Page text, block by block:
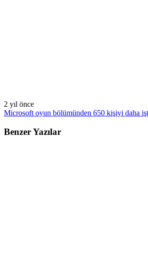
2 yıl önce
Microsoft oyun bölümünden 650 kişiyi daha
Benzer Yazılar